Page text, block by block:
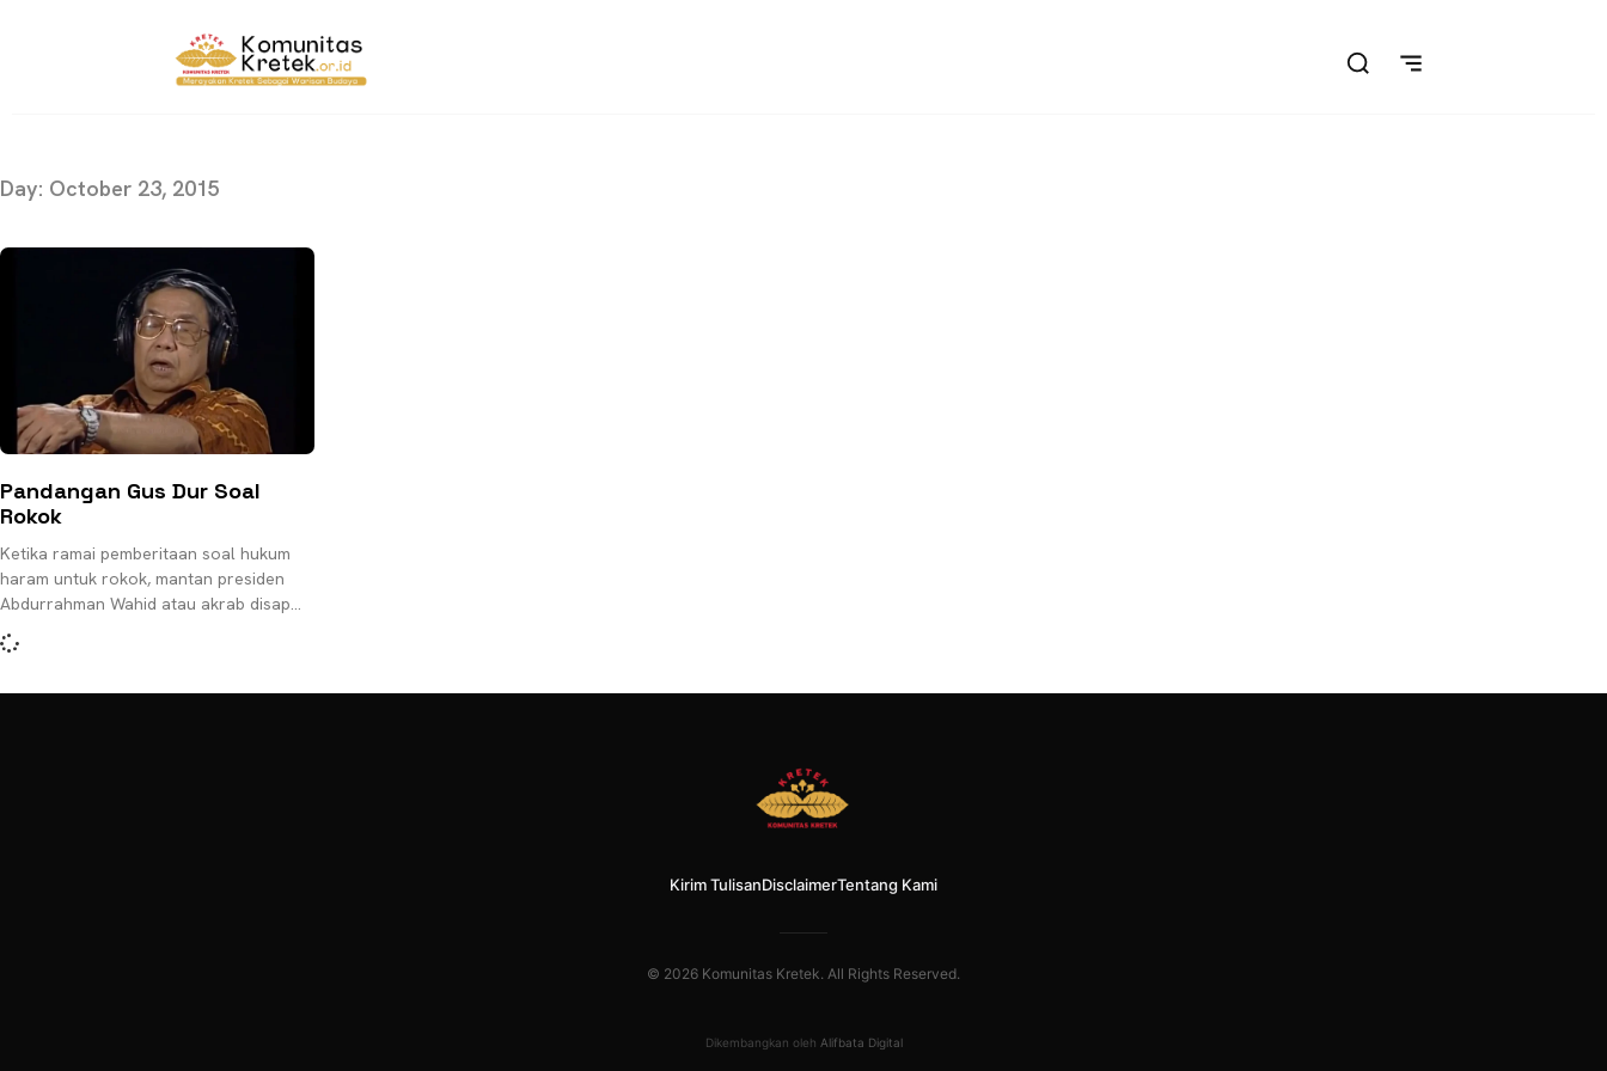
Day: October 23, 2015
Pandangan Gus Dur Soal
Rokok
Ketika ramai pemberitaan soal hukum
haram untuk rokok, mantan presiden
Abdurrahman Wahid atau akrab disapa
Gus Dur memiliki pandangan tersendiri.
Menurutnya, boleh-boleh saja ada fatwa
Kirim TulisanDisclaimerTentang Kami
© 2026 Komunitas Kretek. All Rights Reserved.
Dikembangkan oleh Alifbata Digital